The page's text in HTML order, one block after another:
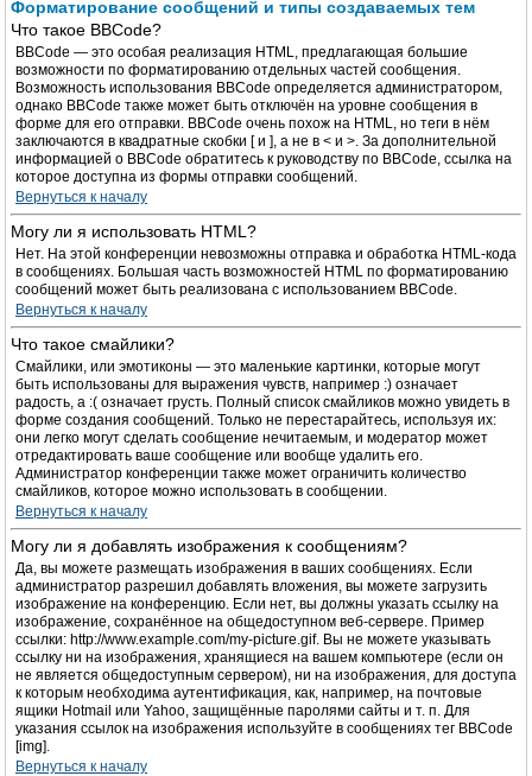
Форматирование сообщений и типы создаваемых тем
Что такое BBCode?
BBCode — это особая реализация HTML, предлагающая большие
возможности по форматированию отдельных частей сообщения.
Возможность использования BBCode определяется администратором,
однако BBCode также может быть отключён на уровне сообщения в
форме для его отправки. BBCode очень похож на HTML, но теги в нём
заключаются в квадратные скобки [ и ], а не в < и >. За дополнительной
информацией о BBCode обратитесь к руководству по BBCode, ссылка на
которое доступна из формы отправки сообщений.
Вернуться к началу
Могу ли я использовать HTML?
Нет. На этой конференции невозможны отправка и обработка HTML-кода
в сообщениях. Большая часть возможностей HTML по форматированию
сообщений может быть реализована с использованием BBCode.
Вернуться к началу
Что такое смайлики?
Смайлики, или эмотиконы — это маленькие картинки, которые могут
быть использованы для выражения чувств, например :) означает
радость, а :( означает грусть. Полный список смайликов можно увидеть в
форме создания сообщений. Только не перестарайтесь, используя их:
они легко могут сделать сообщение нечитаемым, и модератор может
отредактировать ваше сообщение или вообще удалить его.
Администратор конференции также может ограничить количество
смайликов, которое можно использовать в сообщении.
Вернуться к началу
Могу ли я добавлять изображения к сообщениям?
Да, вы можете размещать изображения в ваших сообщениях. Если
администратор разрешил добавлять вложения, вы можете загрузить
изображение на конференцию. Если нет, вы должны указать ссылку на
изображение, сохранённое на общедоступном веб-сервере. Пример
ссылки: http://www.example.com/my-picture.gif. Вы не можете указывать
ссылку ни на изображения, хранящиеся на вашем компьютере (если он
не является общедоступным сервером), ни на изображения, для доступа
к которым необходима аутентификация, как, например, на почтовые
ящики Hotmail или Yahoo, защищённые паролями сайты и т. п. Для
указания ссылок на изображения используйте в сообщениях тег BBCode
[img].
Вернуться к началу